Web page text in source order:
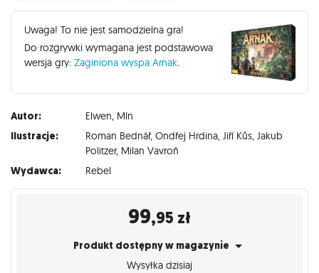
Uwaga! To nie jest samodzielna gra!
Do rozgrywki wymagana jest podstawowa
wersja gry: Zaginiona wyspa Arnak.
Autor: Elwen, Mín
Ilustracje: Roman Bednář, Ondřej Hrdina, Jiří Kůs, Jakub
Politzer, Milan Vavroň
Wydawca: Rebel
99,95 zł
Produkt dostępny w magazynie
Wysyłka dzisiaj